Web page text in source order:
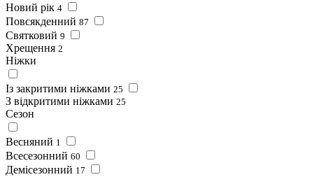
Новий рік 4
Повсякденний 87
Святковий 9
Хрещення 2
Ніжки
Із закритими ніжками 25
З відкритими ніжками 25
Сезон
Весняний 1
Всесезонний 60
Демісезонний 17